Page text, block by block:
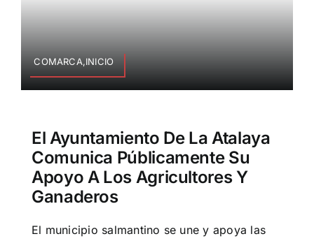
COMARCA,INICIO
El Ayuntamiento De La Atalaya
Comunica Públicamente Su
Apoyo A Los Agricultores Y
Ganaderos
El municipio salmantino se une y apoya las